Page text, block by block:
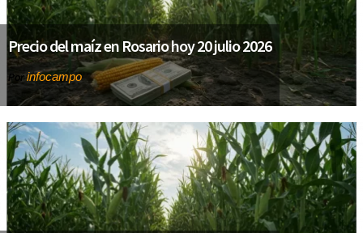
Precio del maíz en Rosario hoy 20 julio 2026
Porinfocampo